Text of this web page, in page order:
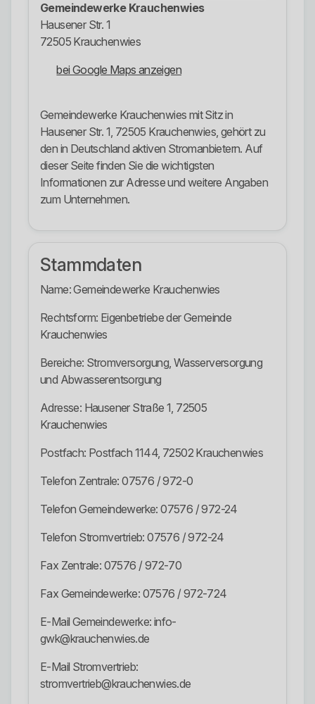
Gemeindewerke Krauchenwies
Hausener Str. 1
72505 Krauchenwies
bei Google Maps anzeigen
Gemeindewerke Krauchenwies mit Sitz in
Hausener Str. 1, 72505 Krauchenwies, gehört zu
den in Deutschland aktiven Stromanbietern. Auf
dieser Seite finden Sie die wichtigsten
Informationen zur Adresse und weitere Angaben
zum Unternehmen.
Stammdaten
Name: Gemeindewerke Krauchenwies
Rechtsform: Eigenbetriebe der Gemeinde
Krauchenwies
Bereiche: Stromversorgung, Wasserversorgung
und Abwasserentsorgung
Adresse: Hausener Straße 1, 72505
Krauchenwies
Postfach: Postfach 1144, 72502 Krauchenwies
Telefon Zentrale: 07576 / 972-0
Telefon Gemeindewerke: 07576 / 972-24
Telefon Stromvertrieb: 07576 / 972-24
Fax Zentrale: 07576 / 972-70
Fax Gemeindewerke: 07576 / 972-724
E-Mail Gemeindewerke: info-
gwk@krauchenwies.de
E-Mail Stromvertrieb:
stromvertrieb@krauchenwies.de